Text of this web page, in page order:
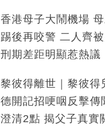
香港母子大鬧機場
踢後再咬警 二人齊
刑期差距明顯惹熱議
黎彼得離世｜黎彼得
德開記招哽咽反擊傳
澄清2點 揭父子真實